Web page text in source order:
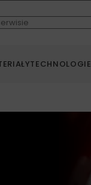
TECHNOLOGIE